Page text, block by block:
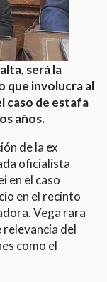
será la
que involucra al
caso de estafa
años.
de la ex
oficialista
en el caso
en el recinto
Vega rara
relevancia del
como el